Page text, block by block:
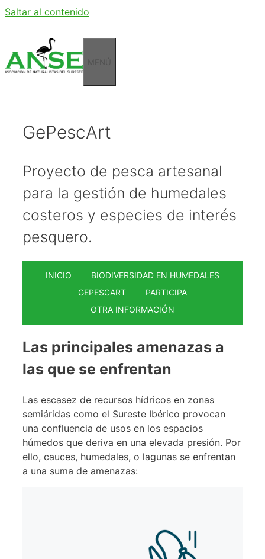
Saltar al contenido
GePescArt
Proyecto de pesca artesanal
para la gestión de humedales
costeros y especies de interés
pesquero.
INICIO
BIODIVERSIDAD EN HUMEDALES
GEPESCART
PARTICIPA
OTRA INFORMACIÓN
Las principales amenazas a
las que se enfrentan
Las escasez de recursos hídricos en zonas
semiáridas como el Sureste Ibérico provocan
una confluencia de usos en los espacios
húmedos que deriva en una elevada presión. Por
ello, cauces, humedales, o lagunas se enfrentan
a una suma de amenazas: